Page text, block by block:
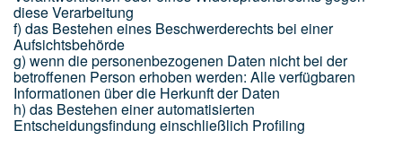
diese Verarbeitung
f) das Bestehen eines Beschwerderechts bei einer
Aufsichtsbehörde
g) wenn die personenbezogenen Daten nicht bei der
betroffenen Person erhoben werden: Alle verfügbaren
Informationen über die Herkunft der Daten
h) das Bestehen einer automatisierten
Entscheidungsfindung einschließlich Profiling